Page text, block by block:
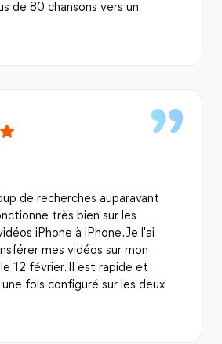
de 80 chansons vers un
de recherches auparavant
très bien sur les
iPhone à iPhone. Je l'ai
mes vidéos sur mon
12 février. Il est rapide et
fois configuré sur les deux